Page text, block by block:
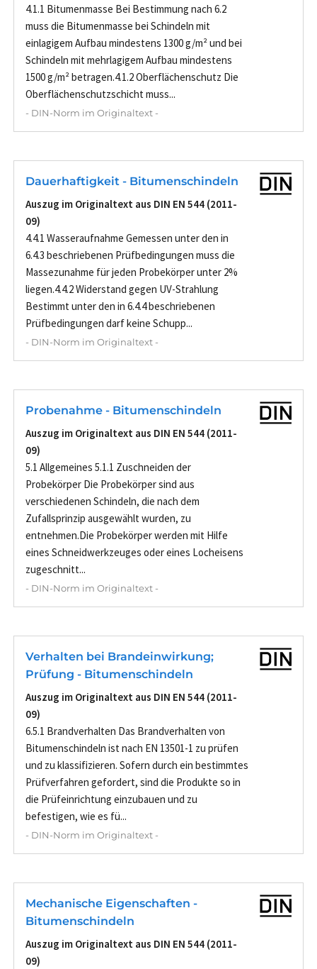
4.1.1 Bitumenmasse Bei Bestimmung nach 6.2
muss die Bitumenmasse bei Schindeln mit
einlagigem Aufbau mindestens 1300 g/m² und bei
Schindeln mit mehrlagigem Aufbau mindestens
1500 g/m² betragen.4.1.2 Oberflächenschutz Die
Oberflächenschutzschicht muss...
- DIN-Norm im Originaltext -
Dauerhaftigkeit - Bitumenschindeln
Auszug im Originaltext aus DIN EN 544 (2011-
09)
4.4.1 Wasseraufnahme Gemessen unter den in
6.4.3 beschriebenen Prüfbedingungen muss die
Massezunahme für jeden Probekörper unter 2%
liegen.4.4.2 Widerstand gegen UV-Strahlung
Bestimmt unter den in 6.4.4 beschriebenen
Prüfbedingungen darf keine Schupp...
- DIN-Norm im Originaltext -
Probenahme - Bitumenschindeln
Auszug im Originaltext aus DIN EN 544 (2011-
09)
5.1 Allgemeines 5.1.1 Zuschneiden der
Probekörper Die Probekörper sind aus
verschiedenen Schindeln, die nach dem
Zufallsprinzip ausgewählt wurden, zu
entnehmen.Die Probekörper werden mit Hilfe
eines Schneidwerkzeuges oder eines Locheisens
zugeschnitt...
- DIN-Norm im Originaltext -
Verhalten bei Brandeinwirkung;
Prüfung - Bitumenschindeln
Auszug im Originaltext aus DIN EN 544 (2011-
09)
6.5.1 Brandverhalten Das Brandverhalten von
Bitumenschindeln ist nach EN 13501-1 zu prüfen
und zu klassifizieren. Sofern durch ein bestimmtes
Prüfverfahren gefordert, sind die Produkte so in
die Prüfeinrichtung einzubauen und zu
befestigen, wie es fü...
- DIN-Norm im Originaltext -
Mechanische Eigenschaften -
Bitumenschindeln
Auszug im Originaltext aus DIN EN 544 (2011-
09)